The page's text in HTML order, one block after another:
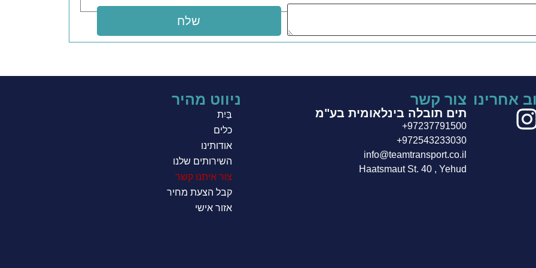
שלח
אחרינו צור קשר
תים תובלה בינלאומית בע"מ
+97237791500
+972543233030
info@teamtransport.co.il
Haatsmaut St. 40 , Yehud
ניווט מהיר
בַּיִת
כלים
אודותינו
השירותים שלנו
צור איתנו קשר
קבל הצעת מחיר
אזור אישי